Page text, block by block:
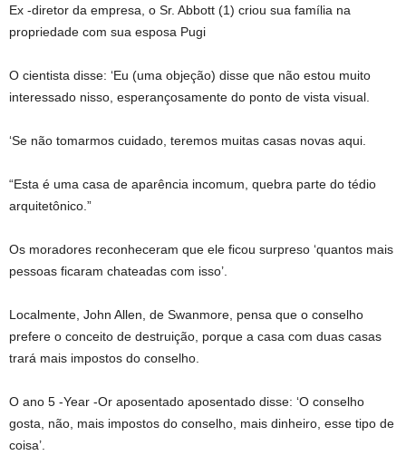
Ex -diretor da empresa, o Sr. Abbott (1) criou sua família na
propriedade com sua esposa Pugi
O cientista disse: ‘Eu (uma objeção) disse que não estou muito
interessado nisso, esperançosamente do ponto de vista visual.
‘Se não tomarmos cuidado, teremos muitas casas novas aqui.
“Esta é uma casa de aparência incomum, quebra parte do tédio
arquitetônico.”
Os moradores reconheceram que ele ficou surpreso ‘quantos mais
pessoas ficaram chateadas com isso’.
Localmente, John Allen, de Swanmore, pensa que o conselho
prefere o conceito de destruição, porque a casa com duas casas
trará mais impostos do conselho.
O ano 5 -Year -Or aposentado aposentado disse: ‘O conselho
gosta, não, mais impostos do conselho, mais dinheiro, esse tipo de
coisa’.